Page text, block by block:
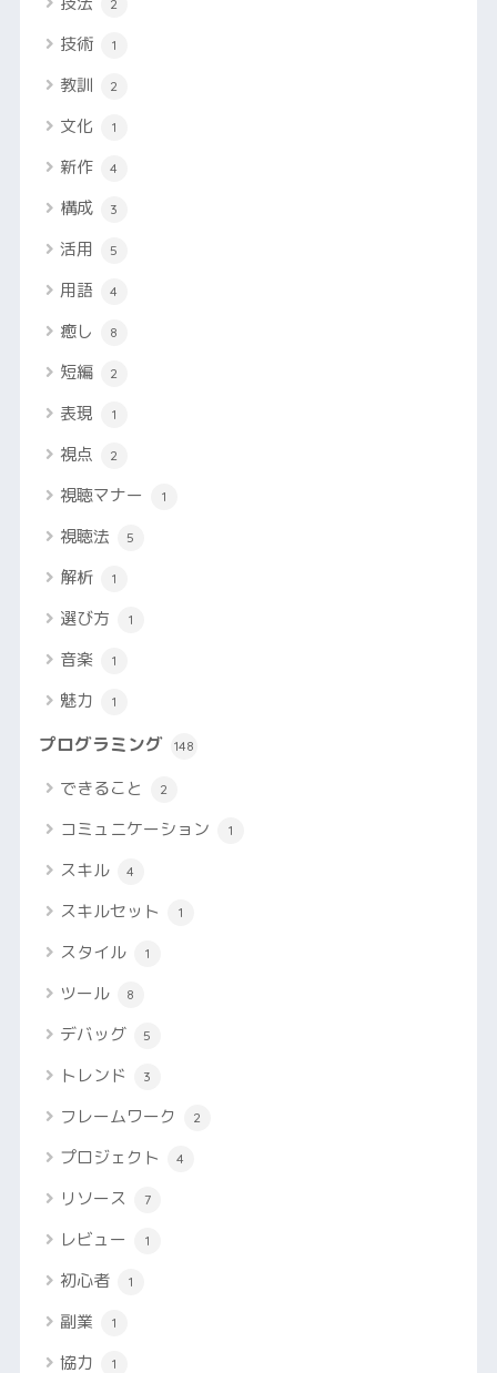
2
技術 1
教訓 2
文化 1
新作 4
構成 3
活用 5
用語 4
癒し 8
短編 2
表現 1
視点 2
視聴マナー 1
視聴法 5
解析 1
選び方 1
音楽 1
魅力 1
プログラミング 148
できること 2
コミュニケーション 1
スキル 4
スキルセット 1
スタイル 1
ツール 8
デバッグ 5
トレンド 3
フレームワーク 2
プロジェクト 4
リソース 7
レビュー 1
初心者 1
副業 1
協力 1